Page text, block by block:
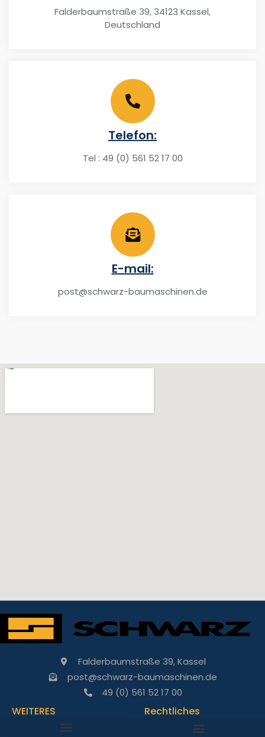
Falderbaumstraße 39, 34123 Kassel,
Deutschland
Telefon:
Tel : 49 (0) 561 52 17 00
E-mail:
post@schwarz-baumaschinen.de
Falderbaumstraße 39, Kassel
post@schwarz-baumaschinen.de
49 (0) 561 52 17 00
WEITERES Rechtliches